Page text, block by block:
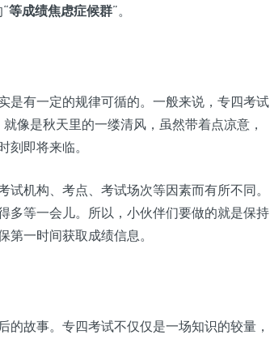
等成绩焦虑症候群”。
是有一定的规律可循的。一般来说，专四考试
像是秋天里的一缕清风，虽然带着点凉意，
即将来临。
机构、考点、考试场次等因素而有所不同。
多等一会儿。所以，小伙伴们要做的就是保持
一时间获取成绩信息。
故事。专四考试不仅仅是一场知识的较量，